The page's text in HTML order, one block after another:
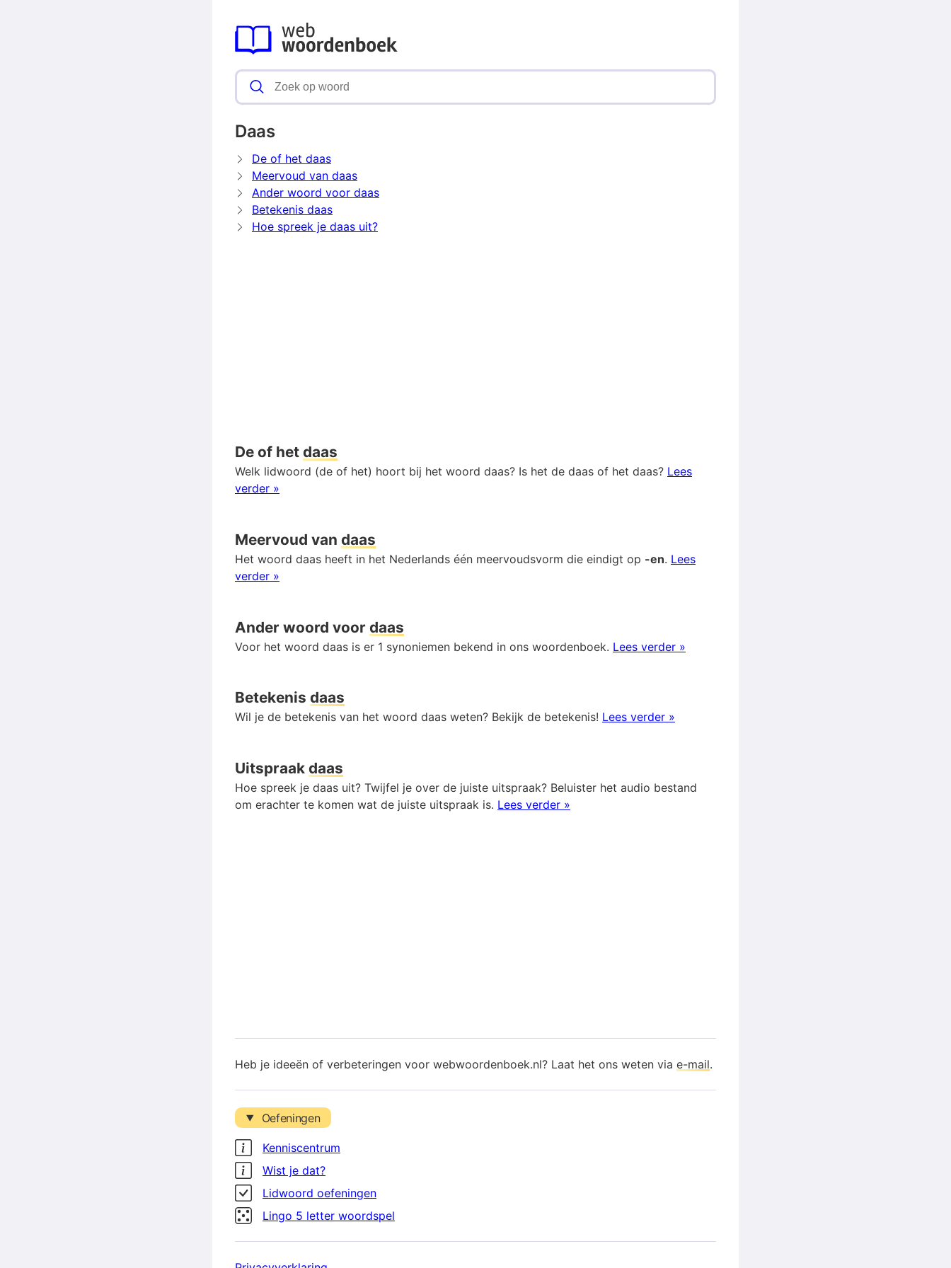
Daas
De of het daas
Meervoud van daas
Ander woord voor daas
Betekenis daas
Hoe spreek je daas uit?
De of het daas
Welk lidwoord (de of het) hoort bij het woord daas? Is het de daas of het daas? Lees
verder »
Meervoud van daas
Het woord daas heeft in het Nederlands één meervoudsvorm die eindigt op -en. Lees
verder »
Ander woord voor daas
Voor het woord daas is er 1 synoniemen bekend in ons woordenboek. Lees verder »
Betekenis daas
Wil je de betekenis van het woord daas weten? Bekijk de betekenis! Lees verder »
Uitspraak daas
Hoe spreek je daas uit? Twijfel je over de juiste uitspraak? Beluister het audio bestand
om erachter te komen wat de juiste uitspraak is. Lees verder »
Heb je ideeën of verbeteringen voor webwoordenboek.nl? Laat het ons weten via e-mail.
Oefeningen
Kenniscentrum
Wist je dat?
Lidwoord oefeningen
Lingo 5 letter woordspel